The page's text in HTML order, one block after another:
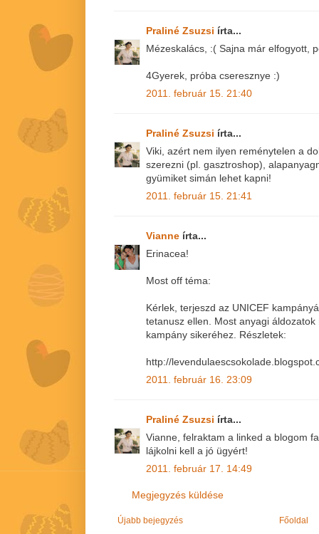
Praliné Zsuzsi írta...
Mézeskalács, :( Sajna már elfogyott,
4Gyerek, próba cseresznye :)
2011. február 15. 21:40
Praliné Zsuzsi írta...
Viki, azért nem ilyen reménytelen a
szerezni (pl. gasztroshop),
gyümiket simán lehet kapni!
2011. február 15. 21:41
Vianne írta...
Erinacea!
Most off téma:
Kérlek, terjeszd az UNICEF
tetanusz ellen. Most anyagi
kampány sikeréhez. Részletek:
http://
2011. február 16. 23:09
Praliné Zsuzsi írta...
Vianne, felraktam a linked a blogom
lájkolni kell a jó ügyért!
2011. február 17. 14:49
Megjegyzés küldése
Újabb bejegyzés Főoldal